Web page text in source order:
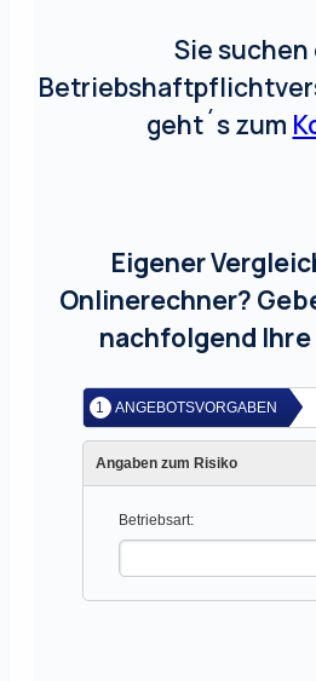
Sie suchen
geht´s zum
Eigener
Onlinerechner?
nachfolgend Ihre